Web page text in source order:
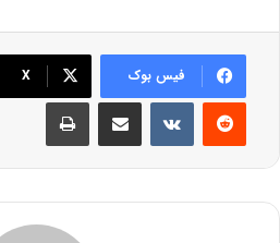
فیس بوک X
‫رددیت ‫VKontakte اشتراک گذاری از طریق ایمیل چاپ